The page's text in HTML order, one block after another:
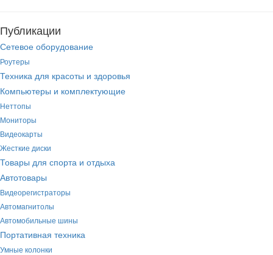
Публикации
Сетевое оборудование
Роутеры
Техника для красоты и здоровья
Компьютеры и комплектующие
Неттопы
Мониторы
Видеокарты
Жесткие диски
Товары для спорта и отдыха
Автотовары
Видеорегистраторы
Автомагнитолы
Автомобильные шины
Портативная техника
Умные колонки